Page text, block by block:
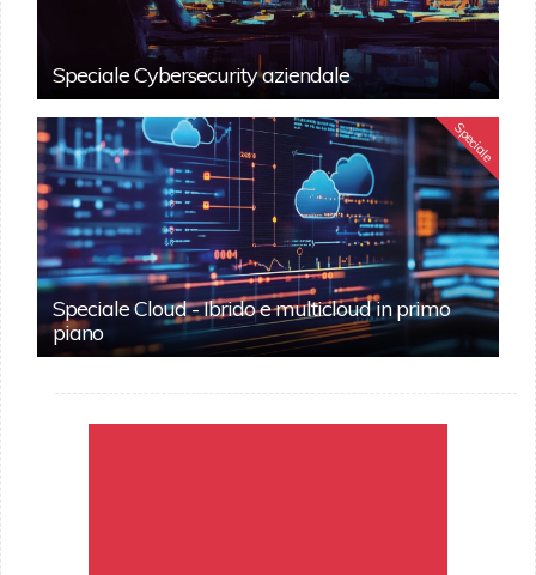
Speciale Cybersecurity aziendale
Speciale
Speciale Cloud - Ibrido e multicloud in primo
piano